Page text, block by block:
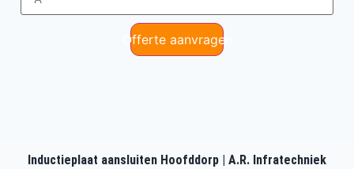
Offerte aanvragen
Inductieplaat aansluiten Hoofddorp | A.R. Infratechniek